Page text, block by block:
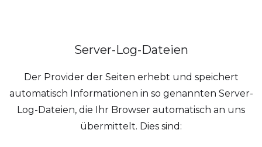
Server-Log-Dateien
Der Provider der Seiten erhebt und speichert
automatisch Informationen in so genannten Server-
Log-Dateien, die Ihr Browser automatisch an uns
übermittelt. Dies sind: